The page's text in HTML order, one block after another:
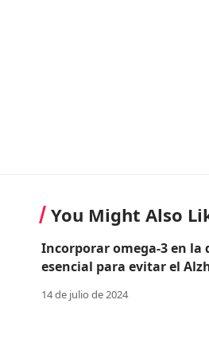
You Might Also
Incorporar omega-3 en la
esencial para evitar el
14 de julio de 2024